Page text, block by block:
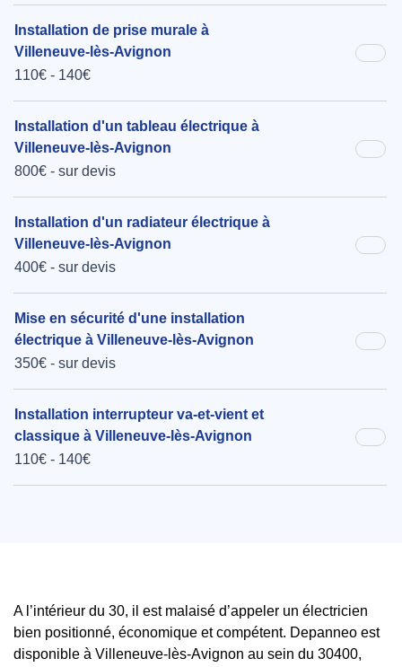
Installation de prise murale à
Villeneuve-lès-Avignon
110€ - 140€
Installation d'un tableau électrique à
Villeneuve-lès-Avignon
800€ - sur devis
Installation d'un radiateur électrique à
Villeneuve-lès-Avignon
400€ - sur devis
Mise en sécurité d'une installation
électrique à Villeneuve-lès-Avignon
350€ - sur devis
Installation interrupteur va-et-vient et
classique à Villeneuve-lès-Avignon
110€ - 140€
A l’intérieur du 30, il est malaisé d’appeler un électricien
bien positionné, économique et compétent. Depanneo est
disponible à Villeneuve-lès-Avignon au sein du 30400,